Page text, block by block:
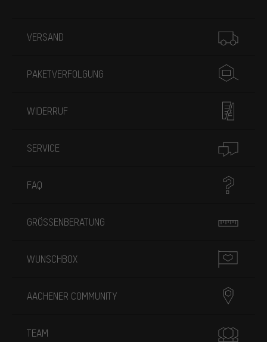
VERSAND
PAKETVERFOLGUNG
WIDERRUF
SERVICE
FAQ
GRÖSSENBERATUNG
WUNSCHBOX
AACHENER COMMUNITY
TEAM